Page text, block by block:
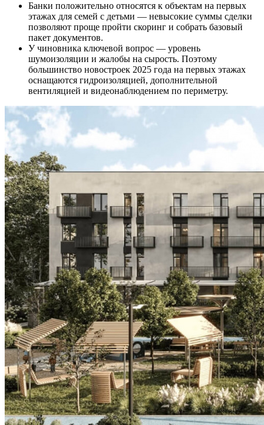
Банки положительно относятся к объектам на первых
этажах для семей с детьми — невысокие суммы сделки
позволяют проще пройти скоринг и собрать базовый
пакет документов.
У чиновника ключевой вопрос — уровень
шумоизоляции и жалобы на сырость. Поэтому
большинство новостроек 2025 года на первых этажах
оснащаются гидроизоляцией, дополнительной
вентиляцией и видеонаблюдением по периметру.